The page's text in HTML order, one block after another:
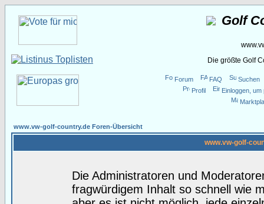
Golf
Die größte Golf
Forum FAQ
Suchen
Profil
Einloggen,
www.vw-golf-country.de Foren-Übersicht
www.vw-golf-
Die Administratoren und
fragwürdigem Inhalt so schnell wie